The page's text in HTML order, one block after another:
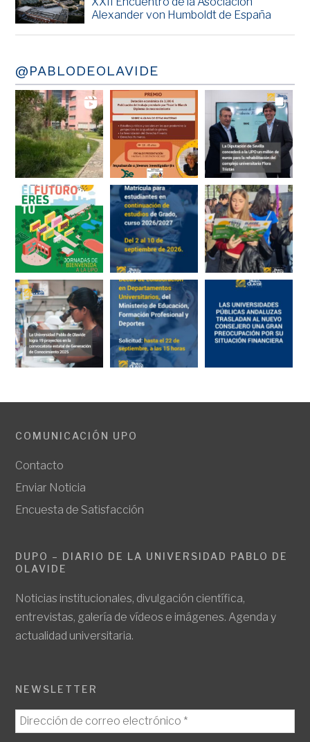
Alexander von Humboldt de España
@PABLODEOLAVIDE
COMUNICACIÓN UPO
Contacto
Enviar Noticia
Encuesta de Satisfacción
DUPO – DIARIO DE LA UNIVERSIDAD PABLO DE
OLAVIDE
Noticias institucionales, divulgación científica,
entrevistas, galería de vídeos e imágenes. Agenda y
actualidad universitaria.
NEWSLETTER